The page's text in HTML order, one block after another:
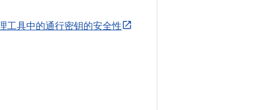
工具中的通行密钥的安全性